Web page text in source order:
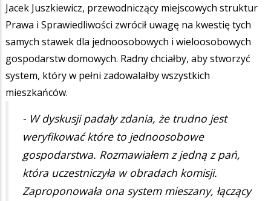
Jacek Juszkiewicz, przewodniczący miejscowych struktur
Prawa i Sprawiedliwości zwrócił uwagę na kwestię tych
samych stawek dla jednoosobowych i wieloosobowych
gospodarstw domowych. Radny chciałby, aby stworzyć
system, który w pełni zadowalałby wszystkich
mieszkańców.
- W dyskusji padały zdania, że trudno jest
weryfikować które to jednoosobowe
gospodarstwa. Rozmawiałem z jedną z pań,
która uczestniczyła w obradach komisji.
Zaproponowała ona system mieszany, łączący